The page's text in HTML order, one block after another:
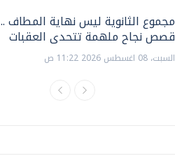
مجموع الثانوية ليس نهاية المطاف ..
قصص نجاح ملهمة تتحدى العقبات
السبت، 08 اغسطس 2026 11:22 ص